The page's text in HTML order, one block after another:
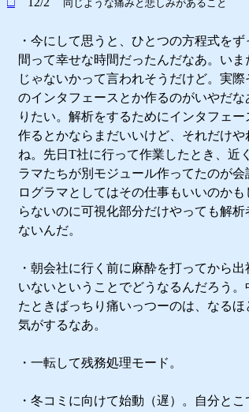
同じような痛みと悲しみがあること
・今にして思うと、ひとつの方程式を
間って幸せな時間だったんだなあ。い
じゃないかって言われそうだけど。実
のインタフェースとか作るのがいやだ
りたい。解析をするためにインタフェ
作るとかならまだいいけど、それだけ
ね。先日T社に行って作業したとき、近
ラマたちが別モジュール作ってたのが
ログラマとしてはその仕事もいいのか
らないのに可視化部分だけやっても解
ないんだ。
・朝会社に行く前に麻酔を打ってから
いないということでどうなるんだろう
たときばっちり痛いっつーのは、なる
気がするなあ。
・一転して残務処理モード。
・冬コミに向けて始動（遅）。自分と